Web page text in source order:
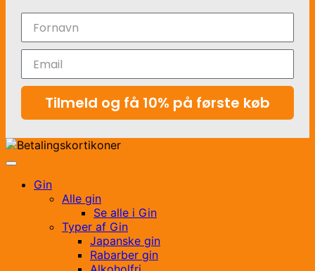
Tilmeld og få 10% på første køb
Gin
Alle gin
Se alle i Gin
Typer af Gin
Japanske gin
Rabarber gin